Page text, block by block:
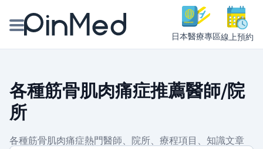
日本醫療專區線上預約
醫師專欄專訪
健康主題館
各種筋骨肌肉痛症推薦醫師/院
所
各種筋骨肌肉痛症熱門醫師、院所、療程項目、知識文章